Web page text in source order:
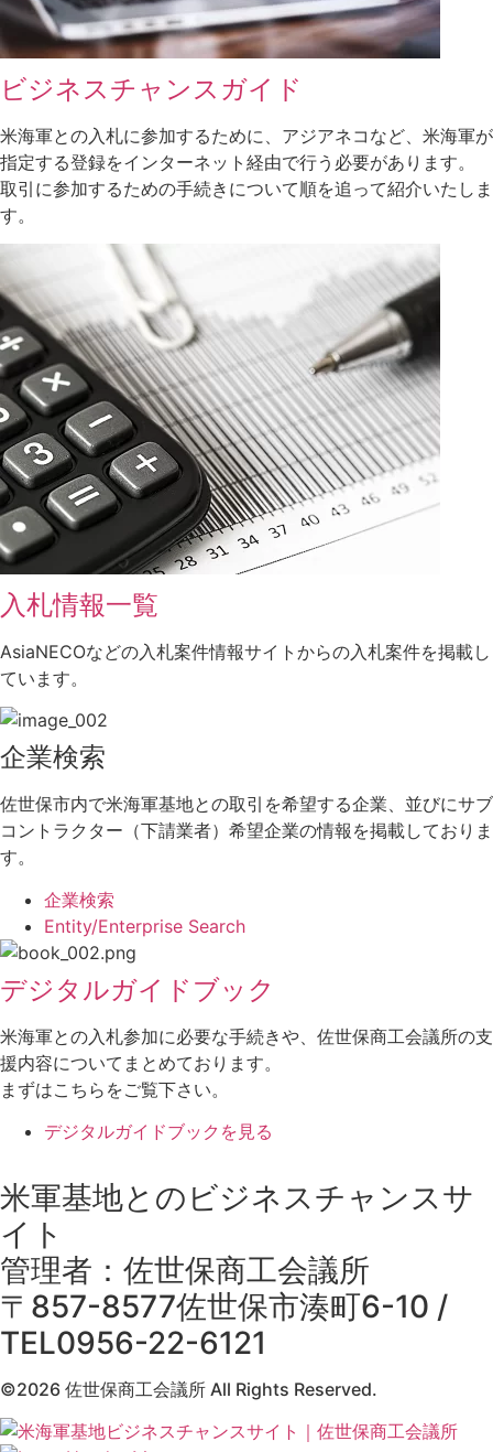
ビジネスチャンスガイド
米海軍との入札に参加するために、アジアネコなど、米海軍が
指定する登録をインターネット経由で行う必要があります。
取引に参加するための手続きについて順を追って紹介いたしま
す。
入札情報一覧
AsiaNECOなどの入札案件情報サイトからの入札案件を掲載し
ています。
企業検索
佐世保市内で米海軍基地との取引を希望する企業、並びにサブ
コントラクター（下請業者）希望企業の情報を掲載しておりま
す。
企業検索
Entity/Enterprise Search
デジタルガイドブック
米海軍との入札参加に必要な手続きや、佐世保商工会議所の支
援内容についてまとめております。
まずはこちらをご覧下さい。
デジタルガイドブックを見る
米軍基地とのビジネスチャンスサ
イト
管理者：佐世保商工会議所
〒857-8577佐世保市湊町6-10 /
TEL0956-22-6121
©2026 佐世保商工会議所 All Rights Reserved.